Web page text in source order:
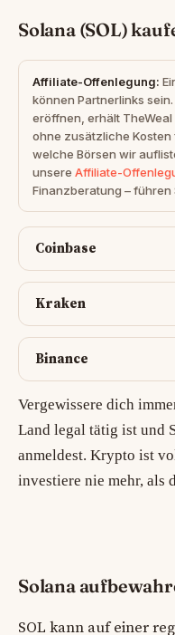
Solana (SOL)
Affiliate-Offenlegung:
können Partnerlinks
eröffnen, erhält
ohne zusätzliche Kosten
welche Börsen wir
unsere Affiliate-
Finanzberatung – führen
Coinbase
Kraken
Binance
Vergewissere dich
Land legal tätig ist und
anmeldest. Krypto ist
investiere nie mehr, als
Solana
SOL kann auf einer